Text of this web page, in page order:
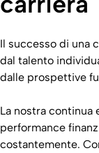
Il successo di una
dal talento
dalle prospettive
La nostra continua
performance
costantemente.